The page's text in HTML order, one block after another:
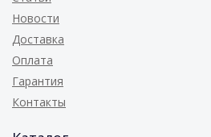
Новости
Доставка
Оплата
Гарантия
Контакты